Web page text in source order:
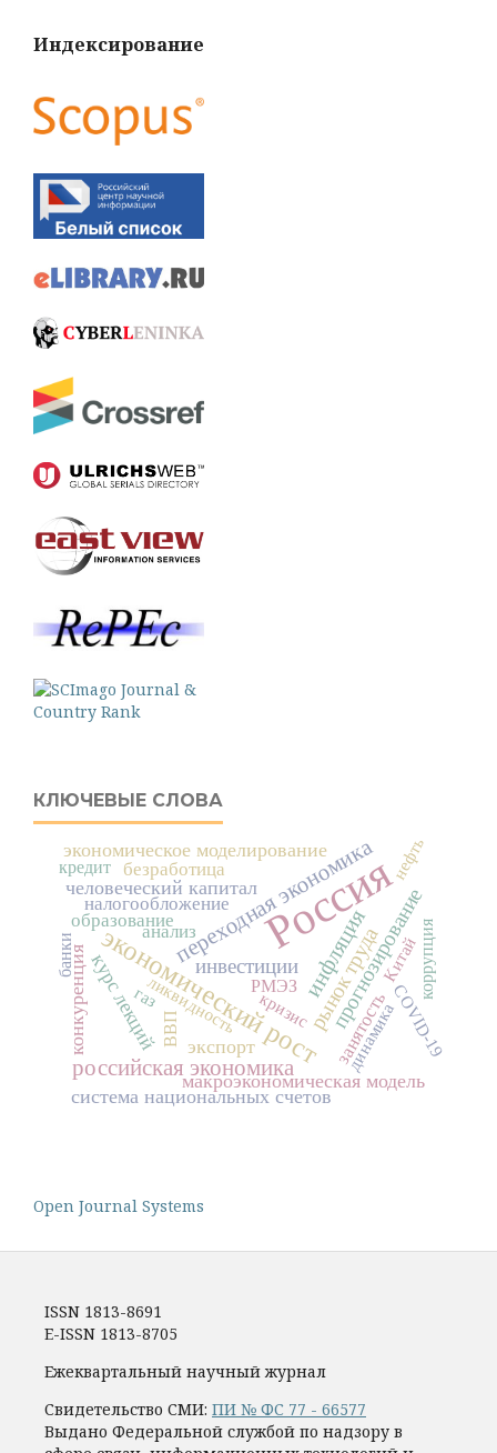
Индексирование
КЛЮЧЕВЫЕ СЛОВА
Россия
экономический рост
переходная экономика
инфляция
российская экономика
рынок труда
инвестиции прогнозирование
макроэкономическая модель
экономическое моделирование
система национальных счетов
курс лекций
конкуренция экспорт
человеческий капитал
образование
занятость
безработица
налогообложение
анализ
Китай
ликвидность COVID-19
газ кризис
нефть
банки коррупция
РМЭЗ
ВВП динамика
кредит
Open Journal Systems
ISSN 1813-8691
E-ISSN 1813-8705
Ежеквартальный научный журнал
Свидетельство СМИ: ПИ № ФС 77 - 66577
Выдано Федеральной службой по надзору в